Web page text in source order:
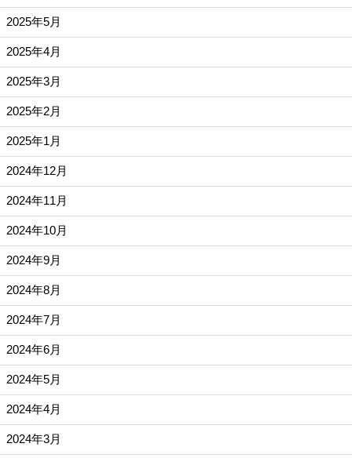
2025年5月
2025年4月
2025年3月
2025年2月
2025年1月
2024年12月
2024年11月
2024年10月
2024年9月
2024年8月
2024年7月
2024年6月
2024年5月
2024年4月
2024年3月